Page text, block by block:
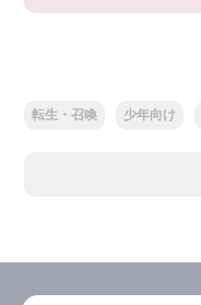
転生・召喚 少年向け